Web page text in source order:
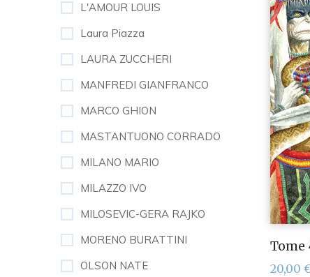
L'AMOUR LOUIS
Laura Piazza
LAURA ZUCCHERI
MANFREDI GIANFRANCO
MARCO GHION
MASTANTUONO CORRADO
MILANO MARIO
MILAZZO IVO
MILOSEVIC-GERA RAJKO
MORENO BURATTINI
OLSON NATE
Tome
20,00